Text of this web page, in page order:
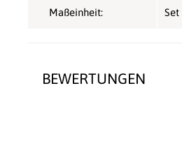
BEWERTUNGEN
Maßeinheit: Set